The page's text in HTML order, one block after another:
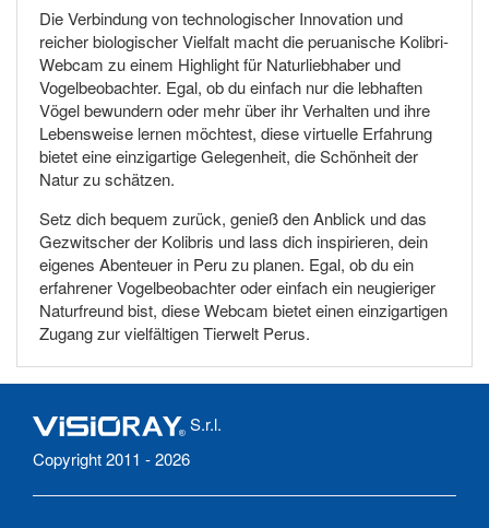
Die Verbindung von technologischer Innovation und
reicher biologischer Vielfalt macht die peruanische Kolibri-
Webcam zu einem Highlight für Naturliebhaber und
Vogelbeobachter. Egal, ob du einfach nur die lebhaften
Vögel bewundern oder mehr über ihr Verhalten und ihre
Lebensweise lernen möchtest, diese virtuelle Erfahrung
bietet eine einzigartige Gelegenheit, die Schönheit der
Natur zu schätzen.
Setz dich bequem zurück, genieß den Anblick und das
Gezwitscher der Kolibris und lass dich inspirieren, dein
eigenes Abenteuer in Peru zu planen. Egal, ob du ein
erfahrener Vogelbeobachter oder einfach ein neugieriger
Naturfreund bist, diese Webcam bietet einen einzigartigen
Zugang zur vielfältigen Tierwelt Perus.
S.r.l.
Copyright 2011 - 2026